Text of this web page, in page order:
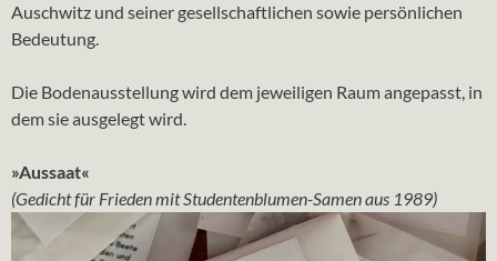
Auschwitz und seiner gesellschaftlichen sowie persönlichen
Bedeutung.
Die Bodenausstellung wird dem jeweiligen Raum angepasst, in
dem sie ausgelegt wird.
»Aussaat«
(Gedicht für Frieden mit Studentenblumen-Samen aus 1989)